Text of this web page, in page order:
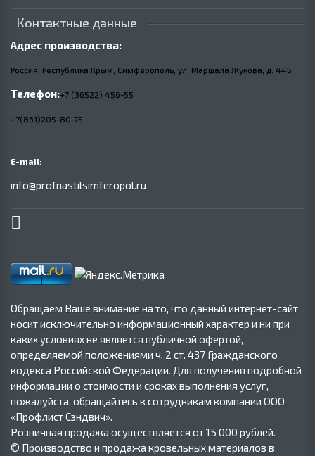
Контактные данные
Адрес производства:
Россия, Республика Крым, Симферополь, ул. Маршала Жукова, д. 44Б
Телефон:+7 (36522) 456-55
+7(861)205-80-75
E-mail:
info@profnastilsimferopol.ru
Обращаем Ваше внимание на то, что данный интернет-сайт
носит исключительно информационный характер и ни при
каких условиях не является публичной офертой,
определяемой положениями ч. 2 ст. 437 Гражданского
кодекса Российской Федерации. Для получения подробной
информации о стоимости и сроках выполнения услуг,
пожалуйста, обращайтесь к сотрудникам компании ООО
«Профлист Сэндвич».
Розничная продажа осуществляется от 15 000 рублей.
© Производство и продажа кровельных материалов в